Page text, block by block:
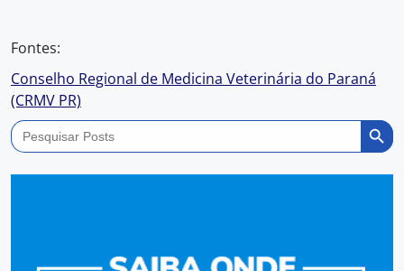
Fontes:
Conselho Regional de Medicina Veterinária do Paraná
(CRMV PR)
Search
for:
Search